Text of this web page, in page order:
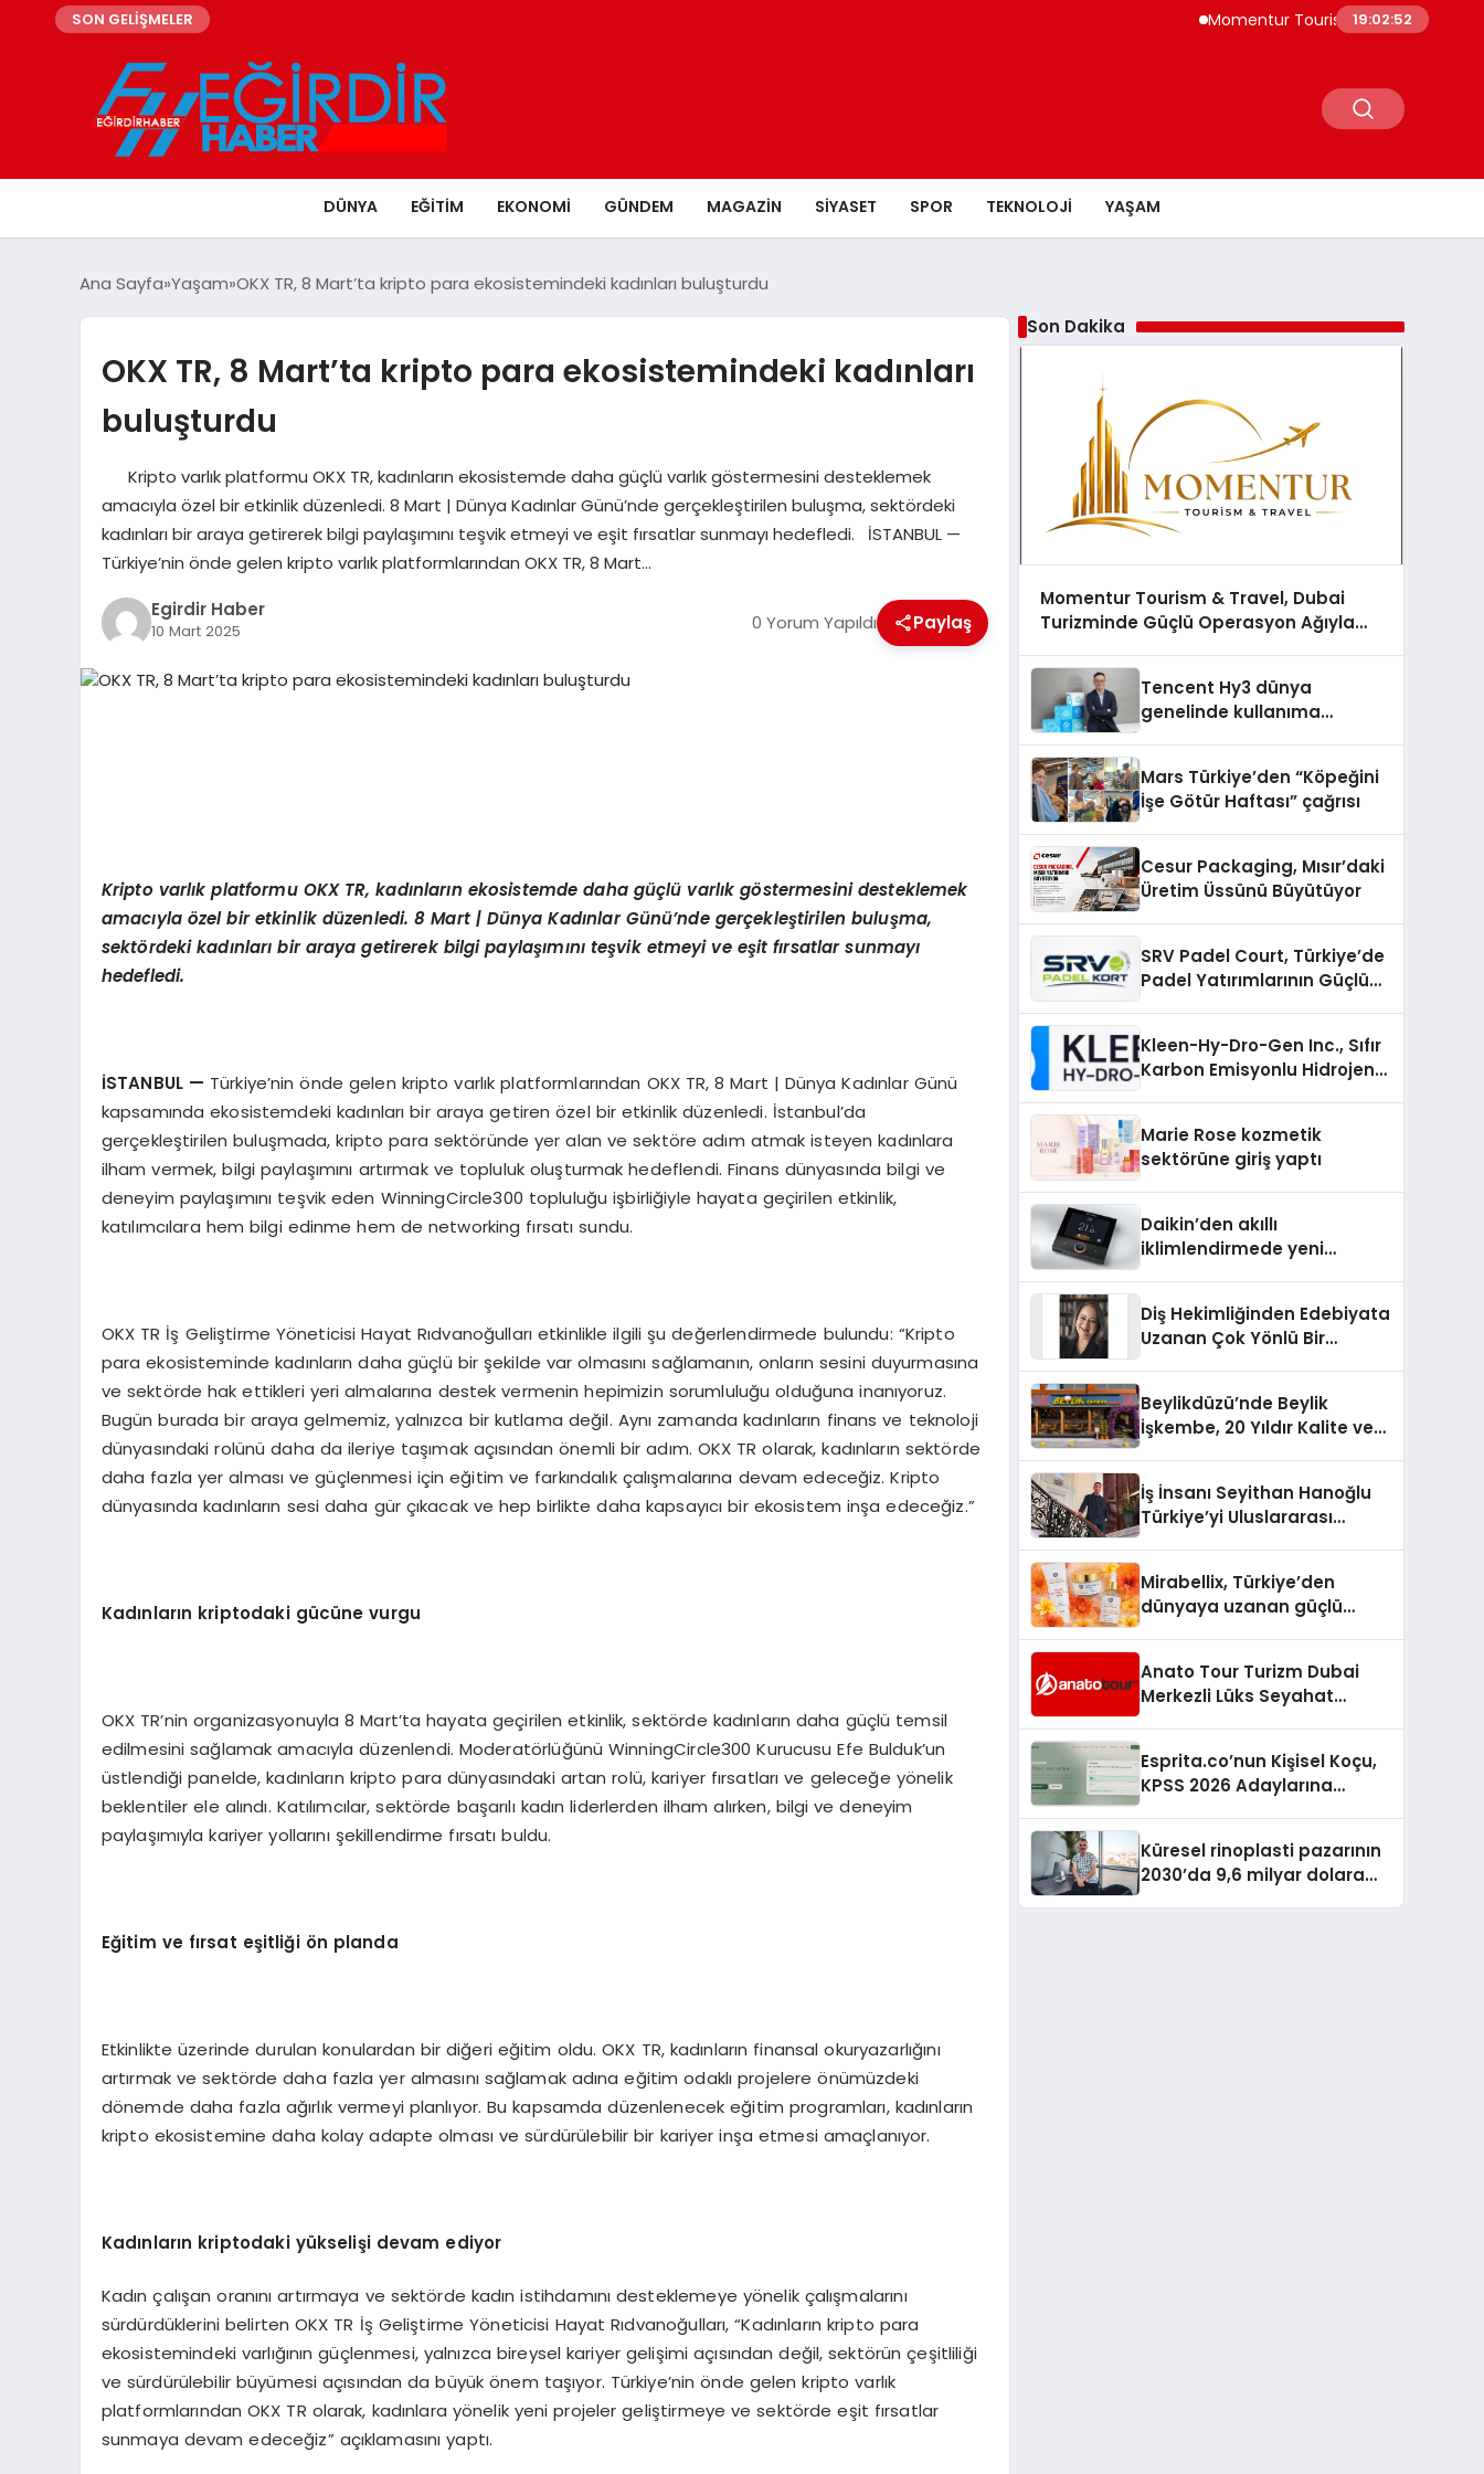
SON GELİŞMELER Momentur Tourism & Travel, Dubai
19:02:53
DÜNYA EĞITIM EKONOMI GÜNDEM MAGAZIN SIYASET SPOR TEKNOLOJI YAŞAM
Ana Sayfa Yaşam OKX TR, 8 Mart’ta kripto para ekosistemindeki kadınları buluşturdu
OKX TR, 8 Mart’ta kripto para ekosistemindeki kadınları
buluşturdu
Kripto varlık platformu OKX TR, kadınların ekosistemde daha güçlü varlık göstermesini desteklemek
amacıyla özel bir etkinlik düzenledi. 8 Mart | Dünya Kadınlar Günü’nde gerçekleştirilen buluşma, sektördeki
kadınları bir araya getirerek bilgi paylaşımını teşvik etmeyi ve eşit fırsatlar sunmayı hedefledi. İSTANBUL —
Türkiye’nin önde gelen kripto varlık platformlarından OKX TR, 8 Mart…
Egirdir Haber
10 Mart 2025 0 Yorum Yapıldı Paylaş
Kripto varlık platformu OKX TR, kadınların ekosistemde daha güçlü varlık göstermesini desteklemek
amacıyla özel bir etkinlik düzenledi. 8 Mart | Dünya Kadınlar Günü’nde gerçekleştirilen buluşma,
sektördeki kadınları bir araya getirerek bilgi paylaşımını teşvik etmeyi ve eşit fırsatlar sunmayı
hedefledi.
İSTANBUL — Türkiye’nin önde gelen kripto varlık platformlarından OKX TR, 8 Mart | Dünya Kadınlar Günü
kapsamında ekosistemdeki kadınları bir araya getiren özel bir etkinlik düzenledi. İstanbul’da
gerçekleştirilen buluşmada, kripto para sektöründe yer alan ve sektöre adım atmak isteyen kadınlara
ilham vermek, bilgi paylaşımını artırmak ve topluluk oluşturmak hedeflendi. Finans dünyasında bilgi ve
deneyim paylaşımını teşvik eden WinningCircle300 topluluğu işbirliğiyle hayata geçirilen etkinlik,
katılımcılara hem bilgi edinme hem de networking fırsatı sundu.
OKX TR İş Geliştirme Yöneticisi Hayat Rıdvanoğulları etkinlikle ilgili şu değerlendirmede bulundu: “Kripto
para ekosisteminde kadınların daha güçlü bir şekilde var olmasını sağlamanın, onların sesini duyurmasına
ve sektörde hak ettikleri yeri almalarına destek vermenin hepimizin sorumluluğu olduğuna inanıyoruz.
Bugün burada bir araya gelmemiz, yalnızca bir kutlama değil. Aynı zamanda kadınların finans ve teknoloji
dünyasındaki rolünü daha da ileriye taşımak açısından önemli bir adım. OKX TR olarak, kadınların sektörde
daha fazla yer alması ve güçlenmesi için eğitim ve farkındalık çalışmalarına devam edeceğiz. Kripto
dünyasında kadınların sesi daha gür çıkacak ve hep birlikte daha kapsayıcı bir ekosistem inşa edeceğiz.”
Kadınların kriptodaki gücüne vurgu
OKX TR’nin organizasyonuyla 8 Mart’ta hayata geçirilen etkinlik, sektörde kadınların daha güçlü temsil
edilmesini sağlamak amacıyla düzenlendi. Moderatörlüğünü WinningCircle300 Kurucusu Efe Bulduk’un
üstlendiği panelde, kadınların kripto para dünyasındaki artan rolü, kariyer fırsatları ve geleceğe yönelik
beklentiler ele alındı. Katılımcılar, sektörde başarılı kadın liderlerden ilham alırken, bilgi ve deneyim
paylaşımıyla kariyer yollarını şekillendirme fırsatı buldu.
Eğitim ve fırsat eşitliği ön planda
Etkinlikte üzerinde durulan konulardan bir diğeri eğitim oldu. OKX TR, kadınların finansal okuryazarlığını
artırmak ve sektörde daha fazla yer almasını sağlamak adına eğitim odaklı projelere önümüzdeki
dönemde daha fazla ağırlık vermeyi planlıyor. Bu kapsamda düzenlenecek eğitim programları, kadınların
kripto ekosistemine daha kolay adapte olması ve sürdürülebilir bir kariyer inşa etmesi amaçlanıyor.
Kadınların kriptodaki yükselişi devam ediyor
Kadın çalışan oranını artırmaya ve sektörde kadın istihdamını desteklemeye yönelik çalışmalarını
sürdürdüklerini belirten OKX TR İş Geliştirme Yöneticisi Hayat Rıdvanoğulları, “Kadınların kripto para
ekosistemindeki varlığının güçlenmesi, yalnızca bireysel kariyer gelişimi açısından değil, sektörün çeşitliliği
ve sürdürülebilir büyümesi açısından da büyük önem taşıyor. Türkiye’nin önde gelen kripto varlık
platformlarından OKX TR olarak, kadınlara yönelik yeni projeler geliştirmeye ve sektörde eşit fırsatlar
sunmaya devam edeceğiz” açıklamasını yaptı.
Son Dakika
Momentur Tourism & Travel, Dubai
Turizminde Güçlü Operasyon Ağıyla
Tencent Hy3 dünya
genelinde kullanıma
Mars Türkiye’den “Köpeğini
İşe Götür Haftası” çağrısı
Cesur Packaging, Mısır’daki
Üretim Üssünü Büyütüyor
SRV Padel Court, Türkiye’de
Padel Yatırımlarının Güçlü
Kleen-Hy-Dro-Gen Inc., Sıfır
Karbon Emisyonlu Hidrojen
Aldı
Marie Rose kozmetik
sektörüne giriş yaptı
Daikin’den akıllı
iklimlendirmede yeni
Diş Hekimliğinden Edebiyata
Uzanan Çok Yönlü Bir
Beylikdüzü’nde Beylik
İşkembe, 20 Yıldır Kalite ve
İş İnsanı Seyithan Hanoğlu
Türkiye’yi Uluslararası
Mirabellix, Türkiye’den
dünyaya uzanan güçlü
Anato Tour Turizm Dubai
Merkezli Lüks Seyahat
Esprita.co’nun Kişisel Koçu,
KPSS 2026 Adaylarına
Küresel rinoplasti pazarının
2030’da 9,6 milyar dolara